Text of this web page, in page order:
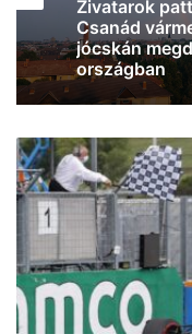
Sajnos
külterületén
IC-k késését